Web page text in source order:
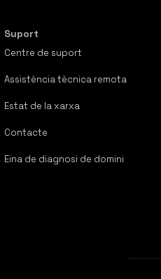
Suport
Centre de suport
Assistència tècnica remota
Estat de la xarxa
Contacte
Eina de diagnosi de domini